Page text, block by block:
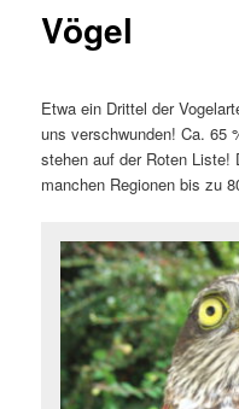
Vögel
Etwa ein Drittel der
uns verschwunden! Ca. 65
stehen auf der Roten Liste!
manchen Regionen bis zu